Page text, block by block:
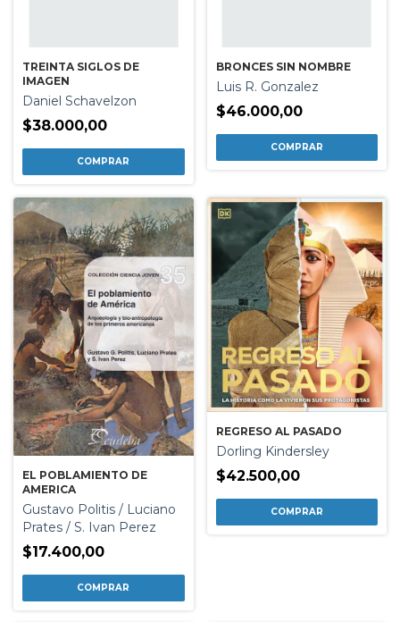
TREINTA SIGLOS DE
IMAGEN
Daniel Schavelzon
$38.000,00
BRONCES SIN NOMBRE
Luis R. Gonzalez
$46.000,00
EL POBLAMIENTO DE
AMERICA
Gustavo Politis / Luciano
Prates / S. Ivan Perez
$17.400,00
REGRESO AL PASADO
Dorling Kindersley
$42.500,00